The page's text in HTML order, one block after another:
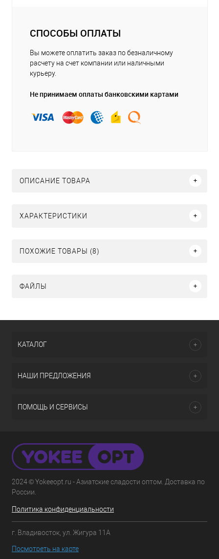
СПОСОБЫ ОПЛАТЫ
Вы можете оплатить заказ по безналичному
расчету на счет компании или наличными
курьеру.
Не принимаем оплаты банковскими картами
ОПИСАНИЕ ТОВАРА
ХАРАКТЕРИСТИКИ
ПОХОЖИЕ ТОВАРЫ (8)
ФАЙЛЫ
КАТАЛОГ
НАШИ ПРЕДЛОЖЕНИЯ
ПОМОЩЬ И СЕРВИСЫ
2024 © Yokeeopt.ru - Азиатские сладости оптом. Доставка по
России.
Политика конфиденциальности
г. Владивосток, ул. Жигура 11А
Посмотреть на карте